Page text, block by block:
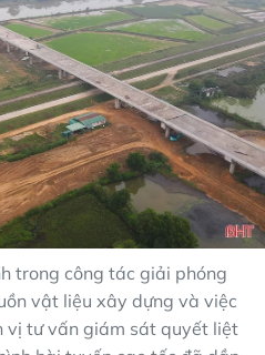
trong công tác giải phóng
vật liệu xây dựng và việc
vị tư vấn giám sát quyết liệt